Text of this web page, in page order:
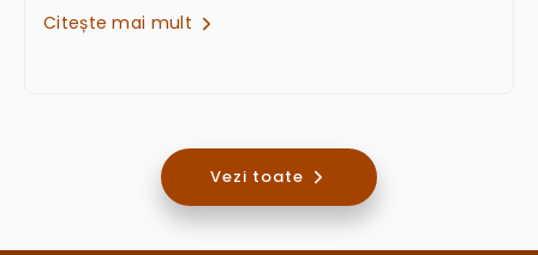
Citește mai mult
Vezi toate